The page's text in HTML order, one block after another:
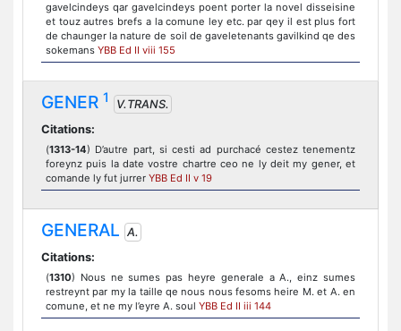
gavelcindeys qar gavelcindeys poent porter la novel disseisine
et touz autres brefs a la comune ley etc. par qey il est plus fort
de chaunger la nature de soil de gaveletenants gavilkind qe des
sokemans YBB Ed II viii 155
GENER 1
V.TRANS.
Citations:
(1313-14) D’autre part, si cesti ad purchacé cestez tenementz
foreynz puis la date vostre chartre ceo ne ly deit my gener, et
comande ly fut jurrer YBB Ed II v 19
GENERAL A.
Citations:
(1310) Nous ne sumes pas heyre generale a A., einz sumes
restreynt par my la taille qe nous nous fesoms heire M. et A. en
comune, et ne my l’eyre A. soul YBB Ed II iii 144